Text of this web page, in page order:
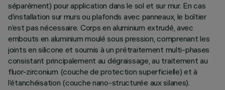
séparément) pour application dans le sol et sur mur. En cas
d’installation sur murs ou plafonds avec panneaux, le boîtier
n’est pas nécessaire. Corps en aluminium extrudé, avec
embouts en aluminium moulé sous pression, comprenant les
joints en silicone et soumis à un prétraitement multi-phases
consistant principalement au dégraissage, au traitement au
fluor-zirconium (couche de protection superficielle) et à
l’étanchéisation (couche nano-structurée aux silanes).